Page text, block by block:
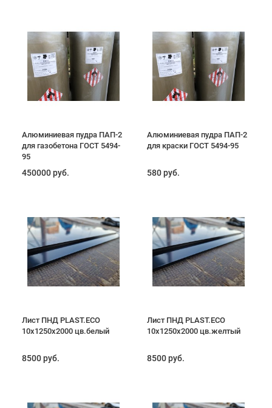
Алюминиевая пудра ПАП-2
для газобетона ГОСТ 5494-
95
450000 руб.
Алюминиевая пудра ПАП-2
для краски ГОСТ 5494-95
580 руб.
Лист ПНД PLAST.ECO
10х1250х2000 цв.белый
8500 руб.
Лист ПНД PLAST.ECO
10х1250х2000 цв.желтый
8500 руб.